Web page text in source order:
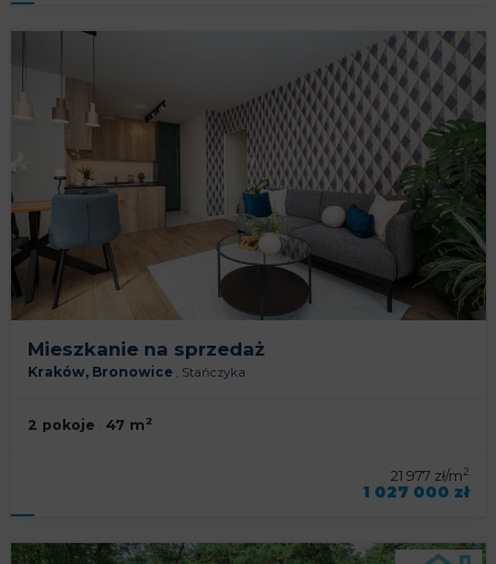
KNP-MS-92917
Mieszkanie na sprzedaż
Kraków, Bronowice , Stańczyka
2 pokoje 47 m2
21 977 zł/m2
1 027 000 zł